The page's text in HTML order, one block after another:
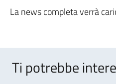
La news completa verrà
Ti potrebbe